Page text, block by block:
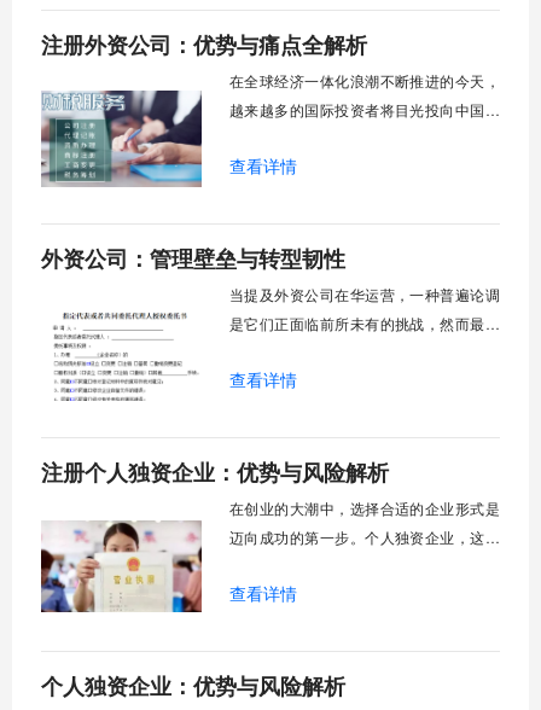
情况下，有几个志同道合的人一起创业，
或者有雄心勃勃却无法实现的年轻人想成
注册外资公司：优势与痛点全解析
在全球经济一体化浪潮不断推进的今天，
越来越多的国际投资者将目光投向中国市
这一广阔市场的重要桥梁。然而，这条通
显著的政策红利与市场机遇，也充满了复
杂的规章流程与潜在挑战。理解外资公司
注册的核心要点，不仅能帮助企业高效完
查看详情
外资公司：管理壁垒与转型韧性
当提及外资公司在华运营，一种普遍论调
是它们正面临前所未有的挑战，然而最新
济增速放缓的背景下，外资企业反而展现
港澳台投资企业利润总额同比增长了百分
之二点五，这一现象背后隐藏着外资企业
查看详情
注册个人独资企业：优势与风险解析
在创业的大潮中，选择合适的企业形式是
迈向成功的第一步。个人独资企业，这种
设立简便、决策灵活的特点，吸引了大量
以及初创企业家的目光。它如同一艘轻便
的独木舟，让掌舵者可以自由划向商业的
查看详情
个人独资企业：优势与风险解析